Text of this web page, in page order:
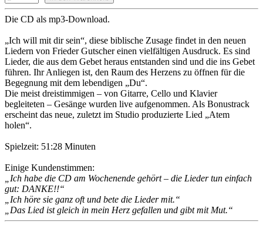
Die CD als mp3-Download.
„Ich will mit dir sein“, diese biblische Zusage findet in den neuen
Liedern von Frieder Gutscher einen vielfältigen Ausdruck. Es sind
Lieder, die aus dem Gebet heraus entstanden sind und die ins Gebet
führen. Ihr Anliegen ist, den Raum des Herzens zu öffnen für die
Begegnung mit dem lebendigen „Du“.
Die meist dreistimmigen – von Gitarre, Cello und Klavier
begleiteten – Gesänge wurden live aufgenommen. Als Bonustrack
erscheint das neue, zuletzt im Studio produzierte Lied „Atem
holen“.
Spielzeit: 51:28 Minuten
Einige Kundenstimmen:
„Ich habe die CD am Wochenende gehört – die Lieder tun einfach
gut: DANKE!!“
„Ich höre sie ganz oft und bete die Lieder mit.“
„Das Lied ist gleich in mein Herz gefallen und gibt mit Mut.“